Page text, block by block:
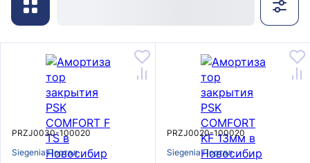
PRZJ0030-100020
Siegenia Портал
PRZJ0020-100020
Siegenia Портал